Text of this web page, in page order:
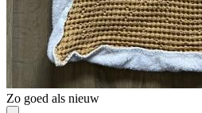
Zo goed als nieuw